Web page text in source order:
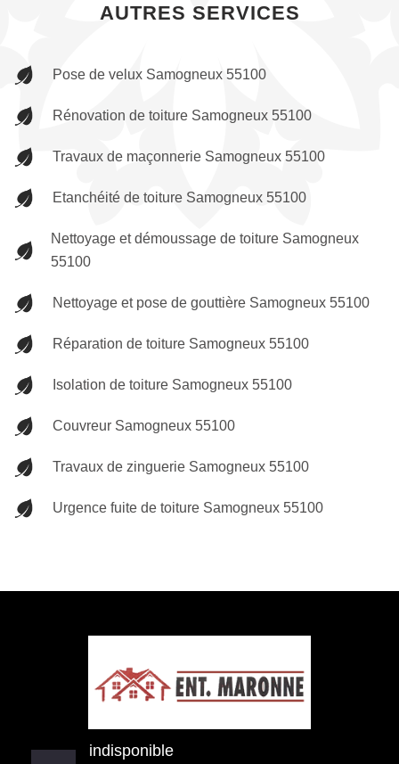
AUTRES SERVICES
Pose de velux Samogneux 55100
Rénovation de toiture Samogneux 55100
Travaux de maçonnerie Samogneux 55100
Etanchéité de toiture Samogneux 55100
Nettoyage et démoussage de toiture Samogneux
55100
Nettoyage et pose de gouttière Samogneux 55100
Réparation de toiture Samogneux 55100
Isolation de toiture Samogneux 55100
Couvreur Samogneux 55100
Travaux de zinguerie Samogneux 55100
Urgence fuite de toiture Samogneux 55100
indisponible